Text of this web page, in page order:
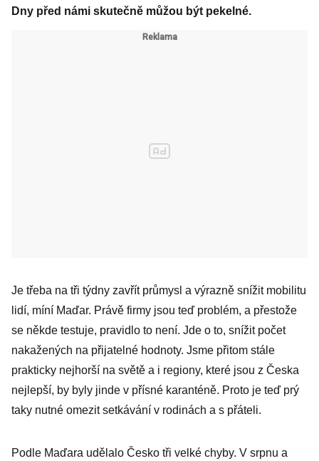
Dny před námi skutečně můžou být pekelné.
Je třeba na tři týdny zavřít průmysl a výrazně snížit mobilitu
lidí, míní Maďar. Právě firmy jsou teď problém, a přestože
se někde testuje, pravidlo to není. Jde o to, snížit počet
nakažených na přijatelné hodnoty. Jsme přitom stále
prakticky nejhorší na světě a i regiony, které jsou z Česka
nejlepší, by byly jinde v přísné karanténě. Proto je teď prý
taky nutné omezit setkávání v rodinách a s přáteli.
Podle Maďara udělalo Česko tři velké chyby. V srpnu a